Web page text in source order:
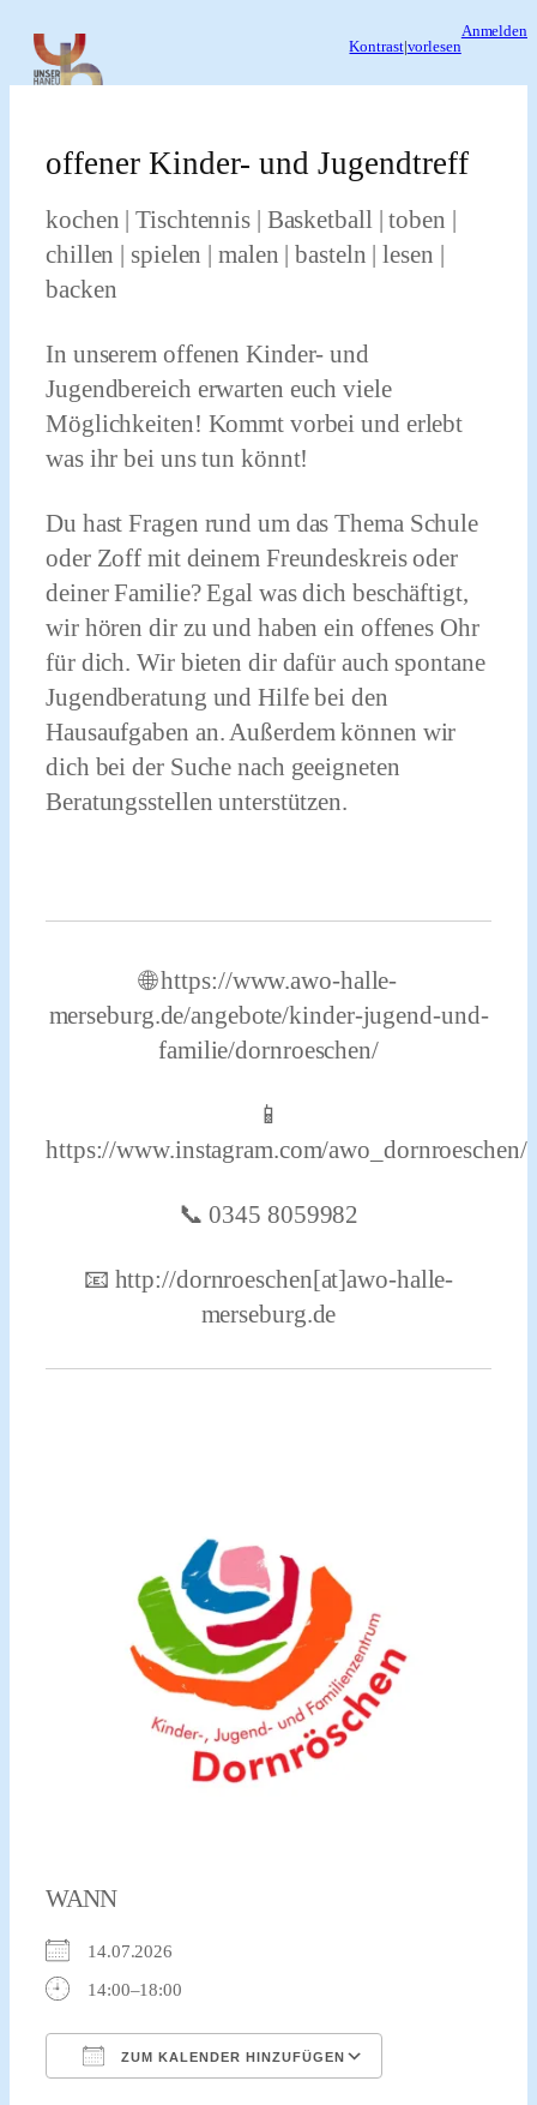
Inhalt
springen
Kontrast| vorlesen
Anmelden
offener Kinder- und Jugendtreff
kochen | Tischtennis | Basketball | toben |
chillen | spielen | malen | basteln | lesen |
backen
In unserem offenen Kinder- und
Jugendbereich erwarten euch viele
Möglichkeiten! Kommt vorbei und erlebt
was ihr bei uns tun könnt!
Du hast Fragen rund um das Thema Schule
oder Zoff mit deinem Freundeskreis oder
deiner Familie? Egal was dich beschäftigt,
wir hören dir zu und haben ein offenes Ohr
für dich.Wir bieten dir dafür auch spontane
Jugendberatung und Hilfe bei den
Hausaufgaben an. Außerdem können wir
dich bei der Suche nach geeigneten
Beratungsstellen unterstützen.
🌐 https://www.awo-halle-
merseburg.de/angebote/kinder-jugend-und-
familie/dornroeschen/
📱
https://www.instagram.com/awo_dornroeschen/
📞 0345 8059982
📧 http://dornroeschen[at]awo-halle-
merseburg.de
WANN
14.07.2026
14:00–18:00
ZUM KALENDER HINZUFÜGEN